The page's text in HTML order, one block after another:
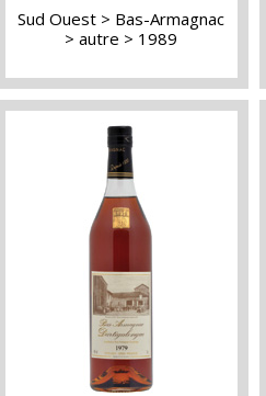
Sud Ouest
Bas-Armagnac
autre
1989